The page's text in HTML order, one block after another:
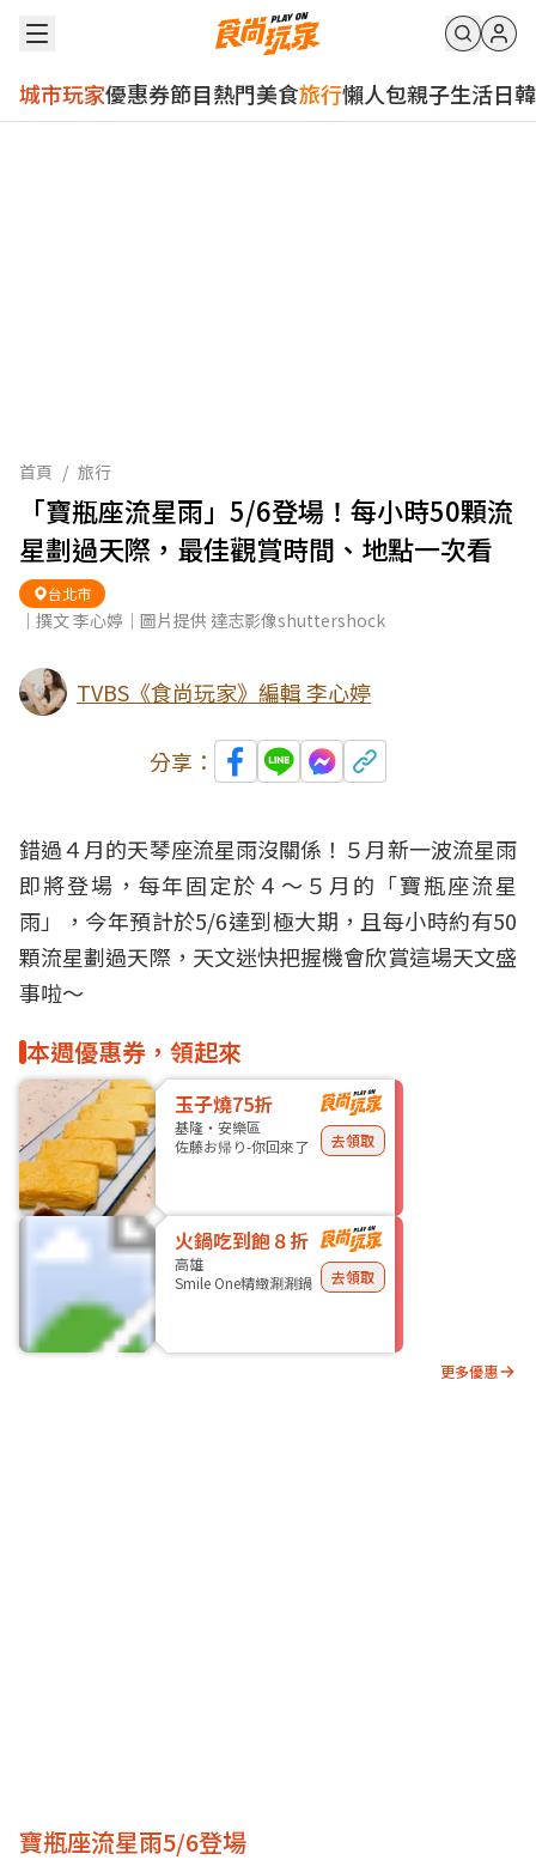
城市玩家優惠券節目熱門美食旅行懶人包親子生活日韓
首頁 / 旅行
「寶瓶座流星雨」5/6登場！每小時50顆流
星劃過天際，最佳觀賞時間、地點一次看
台北市
｜撰文 李心婷｜圖片提供 達志影像shuttershock
TVBS《食尚玩家》編輯 李心婷
分享：
錯過４月的天琴座流星雨沒關係！５月新一波流星雨
即將登場，每年固定於４～５月的「寶瓶座流星
雨」，今年預計於5/6達到極大期，且每小時約有50
顆流星劃過天際，天文迷快把握機會欣賞這場天文盛
事啦～
本週優惠券，領起來
玉子燒75折
基隆・安樂區
佐藤お帰り-你回來了
去領取
火鍋吃到飽８折
高雄
Smile One精緻涮涮鍋
去領取
更多優惠
寶瓶座流星雨5/6登場